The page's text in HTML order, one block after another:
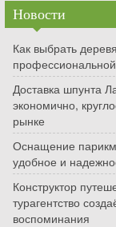
Новости
Как выбрать
Доставка шпунта
экономично,
рынке
Оснащение
удобное и
Конструктор
турагентство
воспоминания